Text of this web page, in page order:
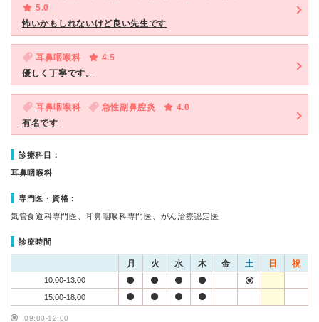
5.0
怖いかもしれないけど良い先生です
耳鼻咽喉科
4.5
優しく丁寧です。
耳鼻咽喉科 急性副鼻腔炎
4.0
有名です
診療科目：
耳鼻咽喉科
専門医・資格：
気管食道科専門医、耳鼻咽喉科専門医、がん治療認定医
診療時間
月 火 水 木 金 土 日 祝
10:00-13:00
15:00-18:00
09:00-12:00